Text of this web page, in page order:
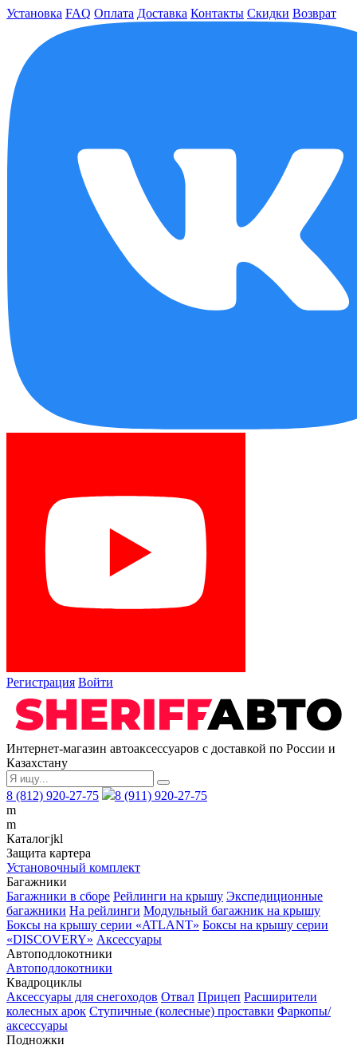
Установка FAQ Оплата Доставка Контакты Скидки Возврат
Регистрация Войти
Интернет-магазин автоаксессуаров с доставкой по России и
Казахстану
8 (812) 920-27-75
8 (911) 920-27-75
m
m
Каталогjkl
Защита картера
Установочный комплект
Багажники
Багажники в сборе Рейлинги на крышу Экспедиционные
багажники На рейлинги Модульный багажник на крышу
Боксы на крышу серии «ATLANT» Боксы на крышу серии
«DISCOVERY» Аксессуары
Автоподлокотники
Автоподлокотники
Квадроциклы
Аксессуары для снегоходов Отвал Прицеп Расширители
колесных арок Ступичные (колесные) проставки Фаркопы/
аксессуары
Подножки